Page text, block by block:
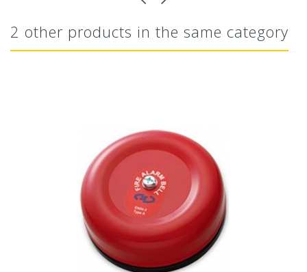
2 other products in the same category